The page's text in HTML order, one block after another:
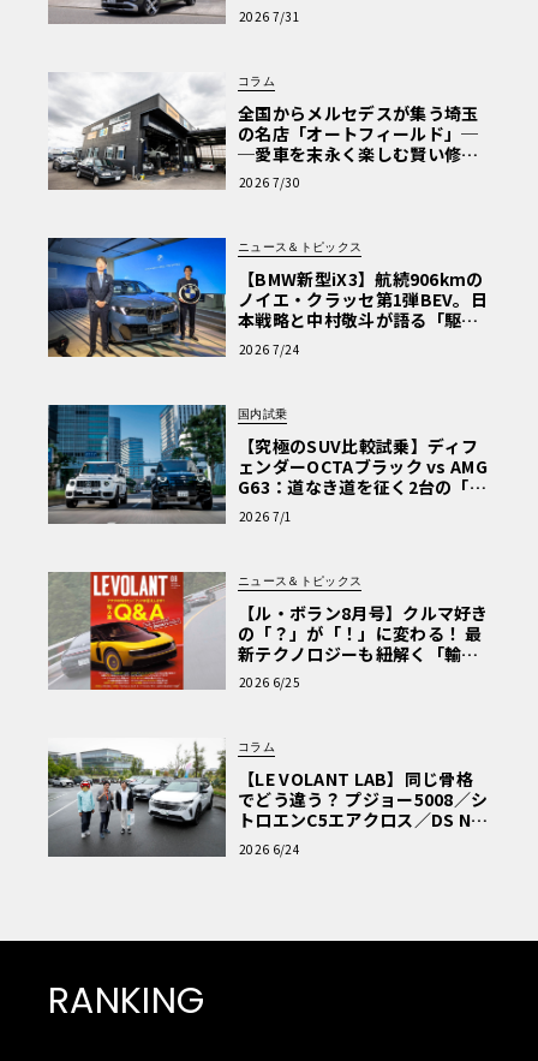
【第1回・ヒョンデ6つの疑問：
Why? Hyundai?】〈PR〉
2026 7/31
コラム
全国からメルセデスが集う埼玉
の名店「オートフィールド」─
─愛車を末永く楽しむ賢い修理
術と、プロがフックス製オイル
を選ぶ理由〈PR〉
2026 7/30
ニュース＆トピックス
【BMW新型iX3】航続906kmの
ノイエ・クラッセ第1弾BEV。日
本戦略と中村敬斗が語る「駆け
ぬける歓び」
2026 7/24
国内試乗
【究極のSUV比較試乗】ディフ
ェンダーOCTAブラック vs AMG
G63：道なき道を征く2台の「対
極的アプローチ」
2026 7/1
ニュース＆トピックス
【ル・ボラン8月号】クルマ好き
の「？」が「！」に変わる！ 最
新テクノロジーも紐解く「輸入
車Q&A」
2026 6/25
コラム
【LE VOLANT LAB】同じ骨格
でどう違う？ プジョー5008／シ
トロエンC5エアクロス／DS Nº4
読者一気乗りレポート
2026 6/24
RANKING